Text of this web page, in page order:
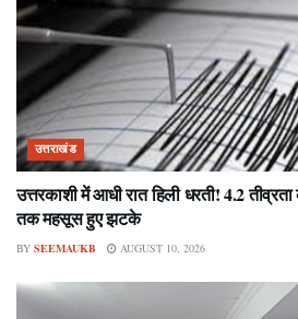
उत्तराखंड
उत्तरकाशी में आधी रात हिली धरती! 4.2
तक महसूस हुए झटके
BY SEEMAUKB AUGUST 10, 2026